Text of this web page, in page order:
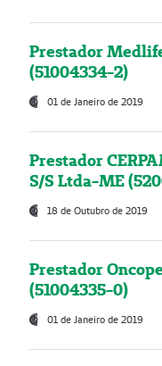
Prestador
(51004334-2)
01 de Janeiro de 2019
Prestador
S/S Ltda-ME
18 de Outubro de 2019
Prestador
(51004335-0)
01 de Janeiro de 2019